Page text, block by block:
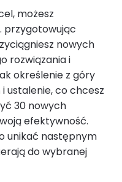
możesz
przygotowując
nowych
rozwiązania i
określenie z góry
ustalenie, co chcesz
30 nowych
efektywność.
unikać następnym
do wybranej